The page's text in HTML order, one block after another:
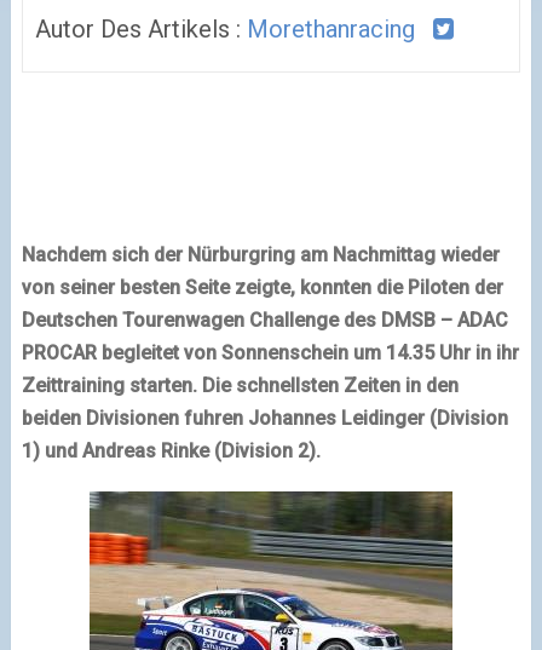
Autor Des Artikels : Morethanracing
Nachdem sich der Nürburgring am Nachmittag wieder
von seiner besten Seite zeigte, konnten die Piloten der
Deutschen Tourenwagen Challenge des DMSB – ADAC
PROCAR begleitet von Sonnenschein um 14.35 Uhr in ihr
Zeittraining starten. Die schnellsten Zeiten in den
beiden Divisionen fuhren Johannes Leidinger (Division
1) und Andreas Rinke (Division 2).